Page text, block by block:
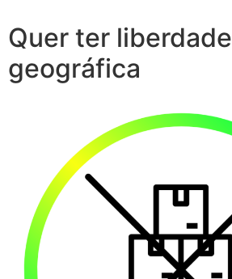
Quer ter liberdade
geográfica